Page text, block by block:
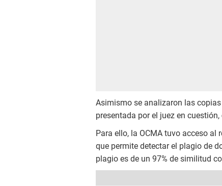
Asimismo se analizaron las
presentada por el juez en
Para ello, la OCMA tuvo acceso al
que permite detectar el plagio de
plagio es de un 97% de similitud